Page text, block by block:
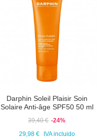
Darphin Soleil Plaisir Soin
Solaire Anti-âge SPF50 50 ml
39,40 € -24%
29,98 €
IVA incluido